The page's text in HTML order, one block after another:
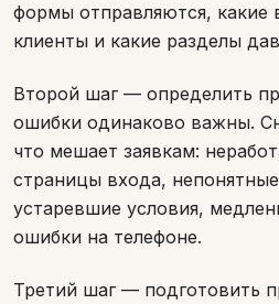
формы отправляются, какие
клиенты и какие разделы
Второй шаг — определить
ошибки одинаково важны.
что мешает заявкам:
страницы входа,
устаревшие условия,
ошибки на телефоне.
Третий шаг — подготовить